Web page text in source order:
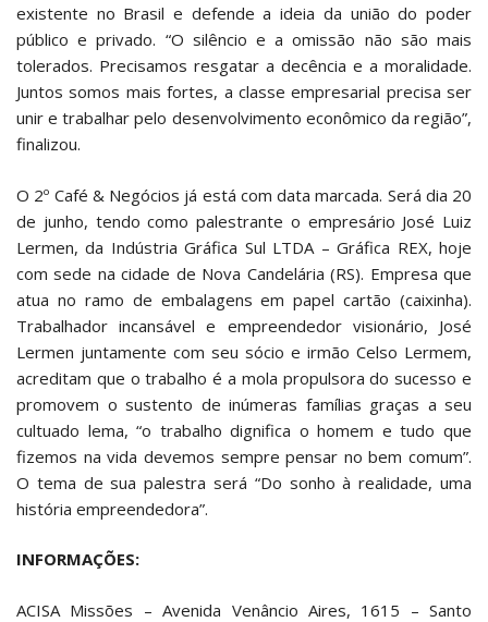
existente no Brasil e defende a ideia da união do poder
público e privado. “O silêncio e a omissão não são mais
tolerados. Precisamos resgatar a decência e a moralidade.
Juntos somos mais fortes, a classe empresarial precisa ser
unir e trabalhar pelo desenvolvimento econômico da região”,
finalizou.
O 2º Café & Negócios já está com data marcada. Será dia 20
de junho, tendo como palestrante o empresário José Luiz
Lermen, da Indústria Gráfica Sul LTDA – Gráfica REX, hoje
com sede na cidade de Nova Candelária (RS). Empresa que
atua no ramo de embalagens em papel cartão (caixinha).
Trabalhador incansável e empreendedor visionário, José
Lermen juntamente com seu sócio e irmão Celso Lermem,
acreditam que o trabalho é a mola propulsora do sucesso e
promovem o sustento de inúmeras famílias graças a seu
cultuado lema, “o trabalho dignifica o homem e tudo que
fizemos na vida devemos sempre pensar no bem comum”.
O tema de sua palestra será “Do sonho à realidade, uma
história empreendedora”.
INFORMAÇÕES:
ACISA Missões – Avenida Venâncio Aires, 1615 – Santo